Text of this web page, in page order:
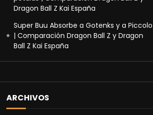
Dragon Ball Z Kai España
Super Buu Absorbe a Gotenks y a Piccolo
| Comparación Dragon Ball Z y Dragon
Ball Z Kai España
ARCHIVOS